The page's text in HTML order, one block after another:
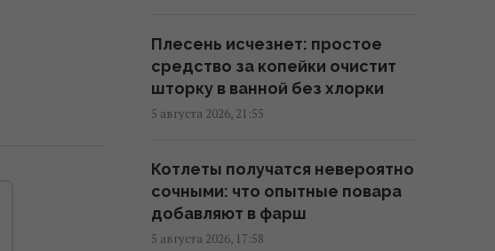
Не только вкусно: 9 видов чая,
которые помогут бороться с
Поздравления с
Преображением Господним:
Плесень исчезнет: простое
средство за копейки очистит
шторку в ванной без хлорки
5 августа 2026, 21:55
Котлеты получатся невероятно
сочными: что опытные повара
добавляют в фарш
5 августа 2026, 17:58